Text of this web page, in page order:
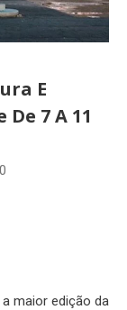
E
7 A 11
0
maior edição da